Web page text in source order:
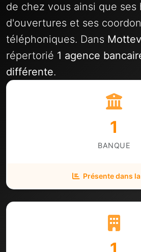
de chez vous ainsi que ses
d'ouvertures et ses
téléphoniques. Dans
répertorié 1 agence
différente.
1
BANQUE
Présente dans